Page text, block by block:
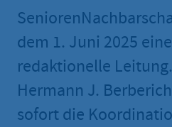
dem 1. Juni 2025
redaktionelle
Hermann J.
sofort die